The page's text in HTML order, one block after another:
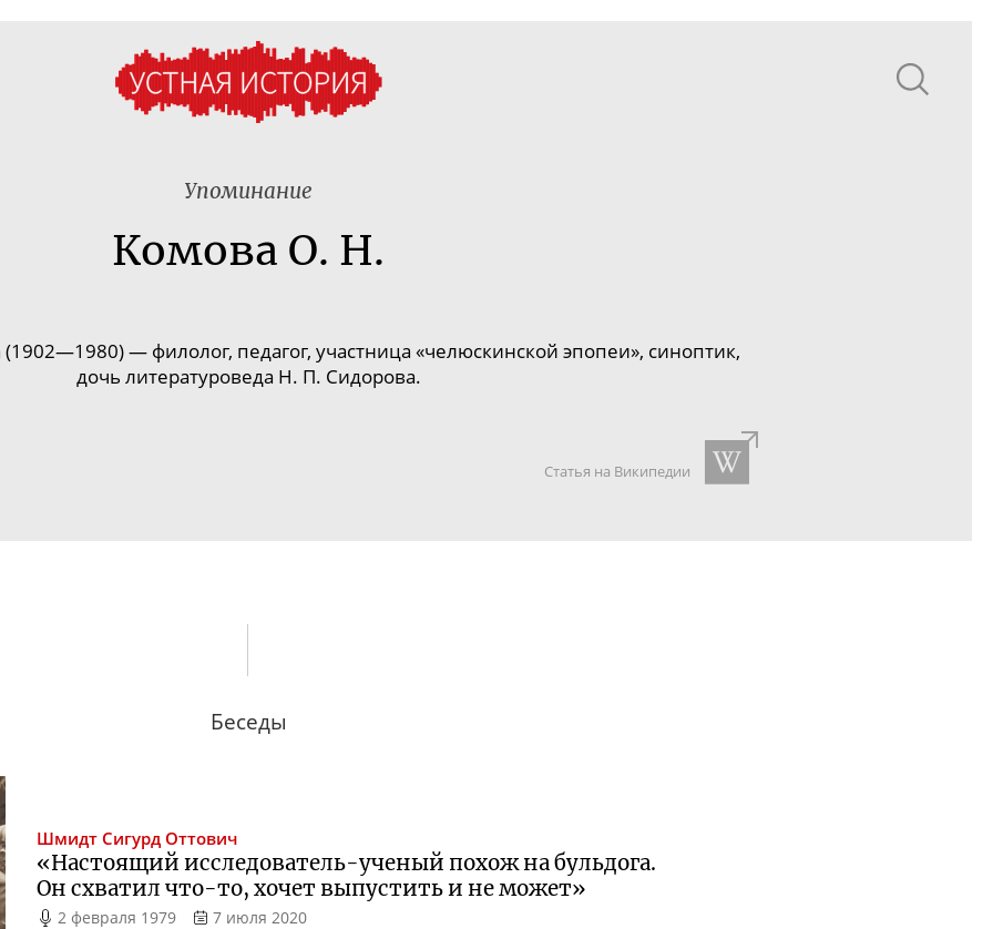
Упоминание
Комова О. Н.
— филолог, педагог, участница «челюскинской эпопеи», синоптик,
дочь литературоведа Н. П. Сидорова.
Статья на Википедии
Беседы
Шмидт Сигурд Оттович
«Настоящийисследователь-ученый похож на бульдога.
Он схватилчто-то, хочет выпустить и не может»
2 февраля 1979 7 июля 2020